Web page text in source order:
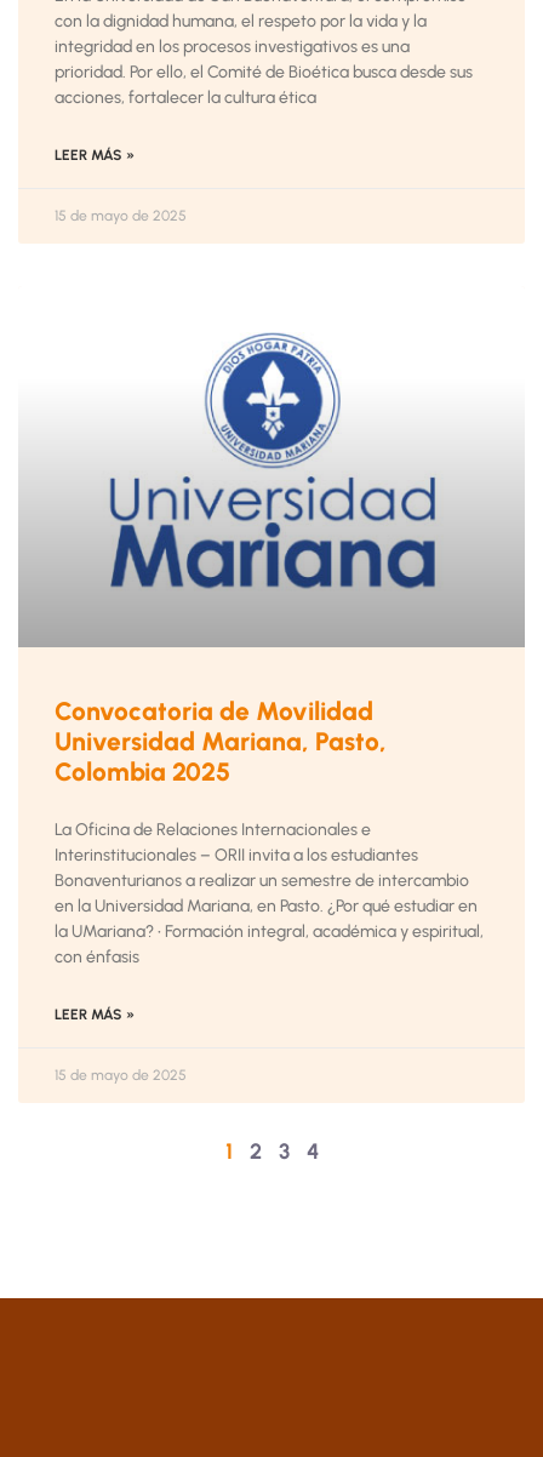
con la dignidad humana, el respeto por la vida y la
integridad en los procesos investigativos es una
prioridad. Por ello, el Comité de Bioética busca desde sus
acciones, fortalecer la cultura ética
LEER MÁS »
15 de mayo de 2025
Convocatoria de Movilidad
Universidad Mariana, Pasto,
Colombia 2025
La Oficina de Relaciones Internacionales e
Interinstitucionales – ORII invita a los estudiantes
Bonaventurianos a realizar un semestre de intercambio
en la Universidad Mariana, en Pasto. ¿Por qué estudiar en
la UMariana? • Formación integral, académica y espiritual,
con énfasis
LEER MÁS »
15 de mayo de 2025
1 2 3 4